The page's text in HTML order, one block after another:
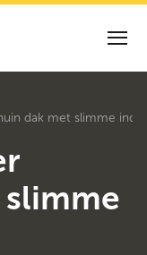
dak met slimme